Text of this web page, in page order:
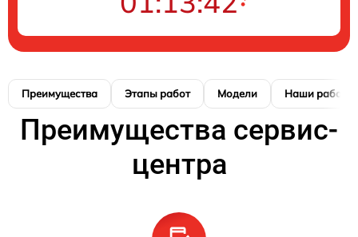
Преимущества Этапы работ Модели Наши работы
Преимущества сервис-
центра